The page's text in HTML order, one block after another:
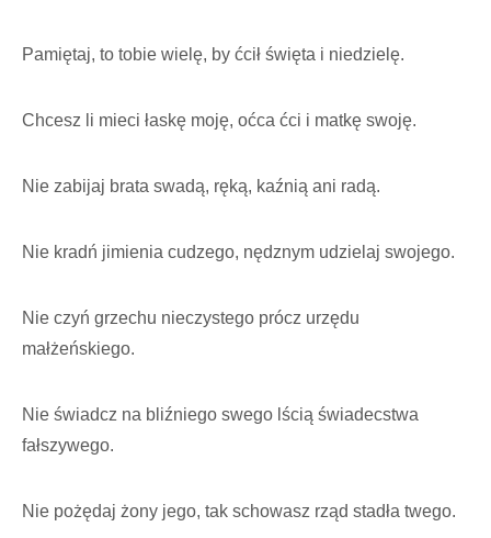
Pamiętaj, to tobie wielę, by ćcił święta i niedzielę.
Chcesz li mieci łaskę moję, oćca ćci i matkę swoję.
Nie zabijaj brata swadą, ręką, kaźnią ani radą.
Nie kradń jimienia cudzego, nędznym udzielaj swojego.
Nie czyń grzechu nieczystego prócz urzędu
małżeńskiego.
Nie świadcz na bliźniego swego lścią świadecstwa
fałszywego.
Nie pożędaj żony jego, tak schowasz rząd stadła twego.